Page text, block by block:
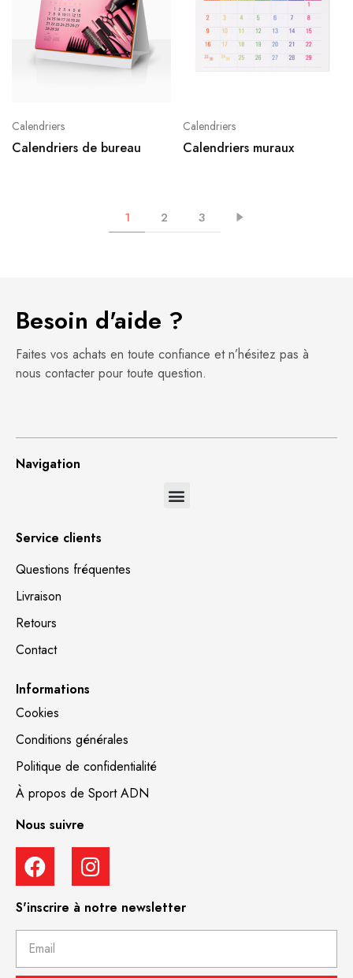
Calendriers
Calendriers de bureau
Calendriers
Calendriers muraux
1 2 3
Besoin d'aide ?
Faites vos achats en toute confiance et n’hésitez pas à
nous contacter pour toute question.
Navigation
Service clients
Questions fréquentes
Livraison
Retours
Contact
Informations
Cookies
Conditions générales
Politique de confidentialité
À propos de Sport ADN
Nous suivre
S'inscrire à notre newsletter